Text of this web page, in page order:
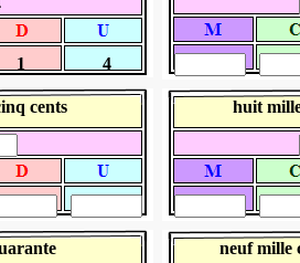
1 4
cents huit
neuf mille